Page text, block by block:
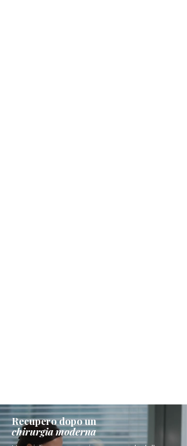
Recupero dopo un
chirurgia moderna